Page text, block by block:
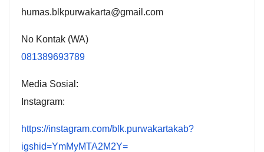
humas.blkpurwakarta@gmail.com
No Kontak (WA)
081389693789
Media Sosial:
Instagram:
https://instagram.com/blk.purwakartakab?
igshid=YmMyMTA2M2Y=